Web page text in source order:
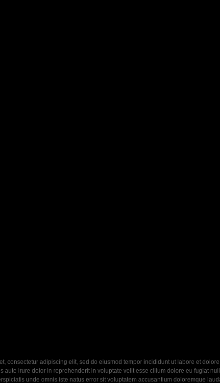
consectetur adipiscing elit, sed do eiusmod tempor incididunt ut labore et
aute irure dolor in reprehenderit in voluptate velit esse cillum dolore eu fugiat
unde omnis iste natus error sit voluptatem accusantium doloremque